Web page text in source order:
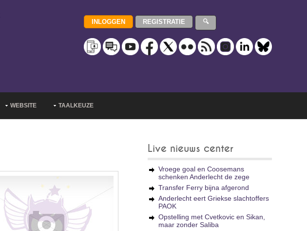
WEBSITE TAALKEUZE
Live nieuws center
Vroege goal en Coosemans
schenken Anderlecht de zege
Transfer Ferry bijna afgerond
Anderlecht eert Griekse slachtoffers
PAOK
Opstelling met Cvetkovic en Sikan,
maar zonder Saliba